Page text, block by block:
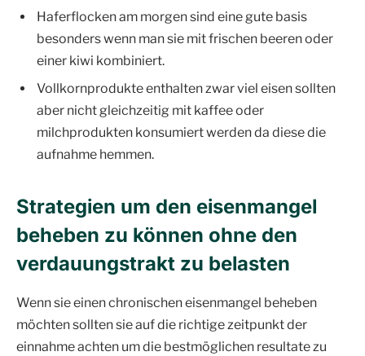
Haferflocken am morgen sind eine gute basis
besonders wenn man sie mit frischen beeren oder
einer kiwi kombiniert.
Vollkornprodukte enthalten zwar viel eisen sollten
aber nicht gleichzeitig mit kaffee oder
milchprodukten konsumiert werden da diese die
aufnahme hemmen.
Strategien um den eisenmangel
beheben zu können ohne den
verdauungstrakt zu belasten
Wenn sie einen chronischen eisenmangel beheben
möchten sollten sie auf die richtige zeitpunkt der
einnahme achten um die bestmöglichen resultate zu